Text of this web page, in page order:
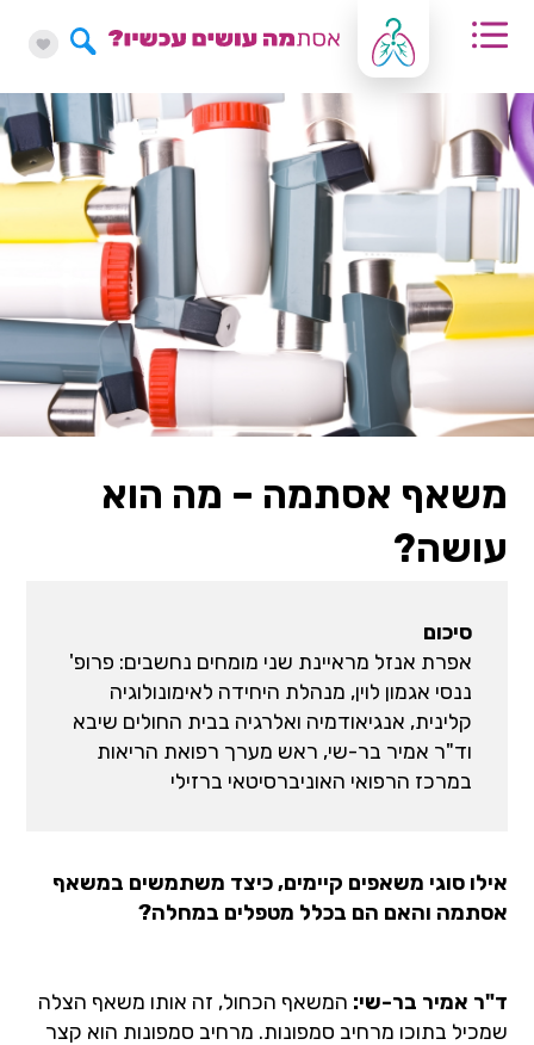
משאף אסתמה – מה הוא
עושה?
סיכום
אפרת אנזל מראיינת שני מומחים נחשבים: פרופ'
ננסי אגמון לוין, מנהלת היחידה לאימונולוגיה
קלינית, אנגיאודמיה ואלרגיה בבית החולים שיבא
וד"ר אמיר בר-שי, ראש מערך רפואת הריאות
במרכז הרפואי האוניברסיטאי ברזילי
אילו סוגי משאפים קיימים, כיצד משתמשים במשאף
אסתמה והאם הם בכלל מטפלים במחלה?
ד"ר אמיר בר-שי: המשאף הכחול, זה אותו משאף הצלה
שמכיל בתוכו מרחיב סמפונות. מרחיב סמפונות הוא קצר